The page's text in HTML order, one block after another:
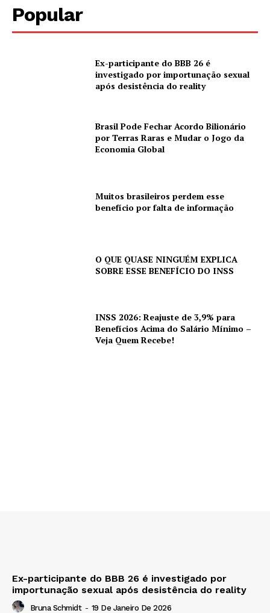
Popular
Ex-participante do BBB 26 é
investigado por importunação sexual
após desistência do reality
Brasil Pode Fechar Acordo Bilionário
por Terras Raras e Mudar o Jogo da
Economia Global
Muitos brasileiros perdem esse
benefício por falta de informação
O QUE QUASE NINGUÉM EXPLICA
SOBRE ESSE BENEFÍCIO DO INSS
INSS 2026: Reajuste de 3,9% para
Benefícios Acima do Salário Mínimo –
Veja Quem Recebe!
Ex-participante do BBB 26 é investigado por
importunação sexual após desistência do reality
Bruna Schmidt - 19 De Janeiro De 2026